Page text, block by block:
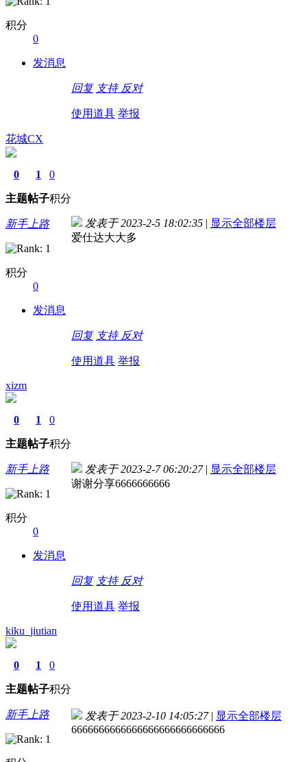
积分
0
发消息
回复 支持 反对
使用道具 举报
花城CX
0
主题
1
帖子
0
积分
新手上路
积分
0
发消息
发表于 2023-2-5 18:02:35 | 显示全部楼层
爱仕达大大多
回复 支持 反对
使用道具 举报
xizm
0
主题
1
帖子
0
积分
新手上路
积分
0
发消息
发表于 2023-2-7 06:20:27 | 显示全部楼层
谢谢分享6666666666
回复 支持 反对
使用道具 举报
kiku_jiutian
0
主题
1
帖子
0
积分
新手上路 发表于 2023-2-10 14:05:27 | 显示全部楼层
6666666666666666666666666666